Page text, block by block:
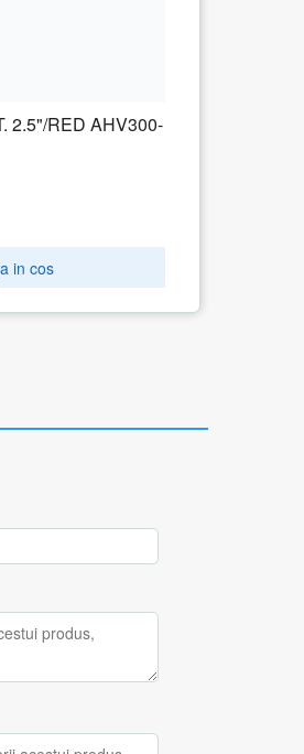
SSD T7 2TB external
2 indigo blue
Adauga in cos